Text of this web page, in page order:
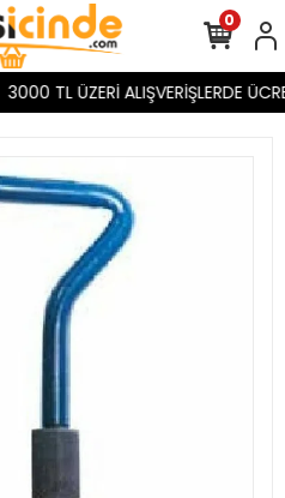
3000 TL ÜZERİ ALIŞVERİŞLERDE
0